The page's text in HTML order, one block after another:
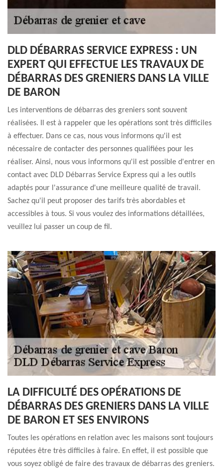
DLD DÉBARRAS SERVICE EXPRESS : UN
EXPERT QUI EFFECTUE LES TRAVAUX DE
DÉBARRAS DES GRENIERS DANS LA VILLE
DE BARON
Les interventions de débarras des greniers sont souvent
réalisées. Il est à rappeler que les opérations sont très difficiles
à effectuer. Dans ce cas, nous vous informons qu'il est
nécessaire de contacter des personnes qualifiées pour les
réaliser. Ainsi, nous vous informons qu'il est possible d'entrer en
contact avec DLD Débarras Service Express qui a les outils
adaptés pour l'assurance d'une meilleure qualité de travail.
Sachez qu'il peut proposer des tarifs très abordables et
accessibles à tous. Si vous voulez des informations détaillées,
veuillez lui passer un coup de fil.
LA DIFFICULTÉ DES OPÉRATIONS DE
DÉBARRAS DES GRENIERS DANS LA VILLE
DE BARON ET SES ENVIRONS
Toutes les opérations en relation avec les maisons sont toujours
réputées être très difficiles à faire. En effet, il est possible que
vous soyez obligé de faire des travaux de débarras des greniers.